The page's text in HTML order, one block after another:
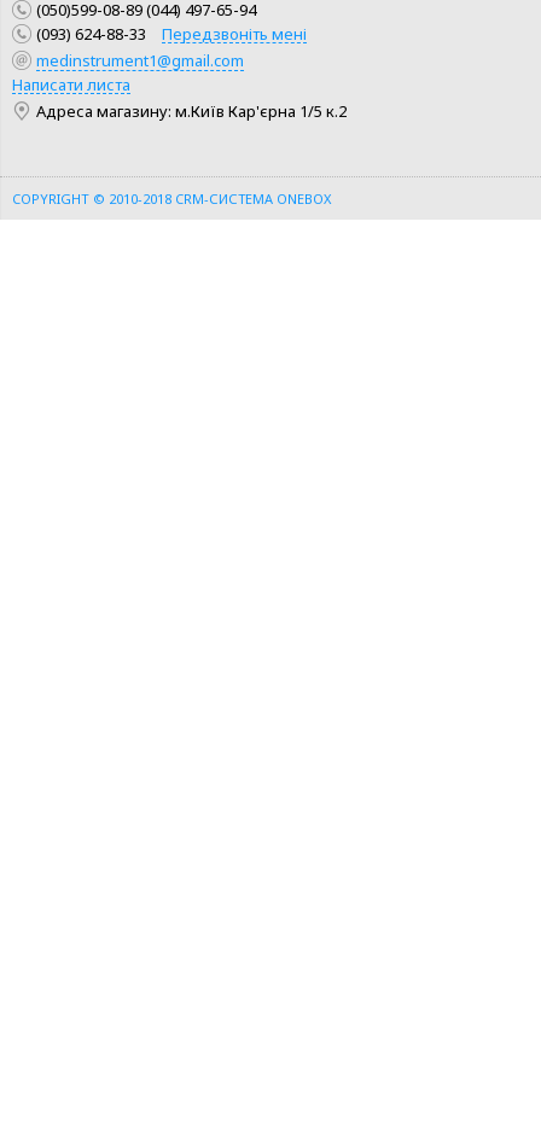
КУПИТИ
ШВИДКА ПОКУПКА
(050)599-08-89 (044) 497-65-94
(093) 624-88-33
Передзвоніть мені
medinstrument1@gmail.com
Написати листа
Адреса магазину: м.Київ Кар'єрна 1/5 к.2
COPYRIGHT © 2010-2018 CRM-СИСТЕМА ONEBOX